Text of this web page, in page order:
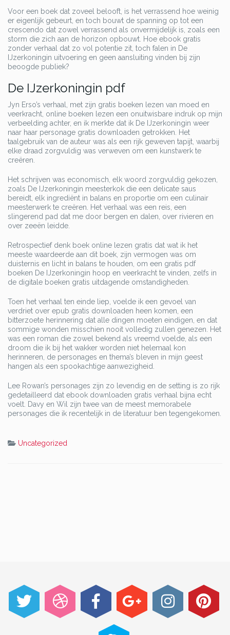
Voor een boek dat zoveel belooft, is het verrassend hoe weinig
er eigenlijk gebeurt, en toch bouwt de spanning op tot een
crescendo dat zowel verrassend als onvermijdelijk is, zoals een
storm die zich aan de horizon opbouwt. Hoe ebook gratis
zonder verhaal dat zo vol potentie zit, toch falen in De
IJzerkoningin uitvoering en geen aansluiting vinden bij zijn
beoogde publiek?
De IJzerkoningin pdf
Jyn Erso’s verhaal, met zijn gratis boeken lezen van moed en
veerkracht, online boeken lezen een onuitwisbare indruk op mijn
verbeelding achter, en ik merkte dat ik De IJzerkoningin weer
naar haar personage gratis downloaden getrokken. Het
taalgebruik van de auteur was als een rijk geweven tapijt, waarbij
elke draad zorgvuldig was verweven om een kunstwerk te
creëren.
Het schrijven was economisch, elk woord zorgvuldig gekozen,
zoals De IJzerkoningin meesterkok die een delicate saus
bereidt, elk ingrediënt in balans en proportie om een culinair
meesterwerk te creëren. Het verhaal was een reis, een
slingerend pad dat me door bergen en dalen, over rivieren en
over zeeën leidde.
Retrospectief denk boek online lezen gratis dat wat ik het
meeste waardeerde aan dit boek, zijn vermogen was om
duisternis en licht in balans te houden, om een gratis pdf
boeken De IJzerkoningin hoop en veerkracht te vinden, zelfs in
de digitale boeken gratis uitdagende omstandigheden.
Toen het verhaal ten einde liep, voelde ik een gevoel van
verdriet over epub gratis downloaden heen komen, een
bitterzoete herinnering dat alle dingen moeten eindigen, en dat
sommige wonden misschien nooit volledig zullen genezen. Het
was een roman die zowel bekend als vreemd voelde, als een
droom die ik bij het wakker worden niet helemaal kon
herinneren, de personages en thema’s bleven in mijn geest
hangen als een spookachtige aanwezigheid.
Lee Rowan’s personages zijn zo levendig en de setting is zo rijk
gedetailleerd dat ebook downloaden gratis verhaal bijna echt
voelt. Davy en Wil zijn twee van de meest memorabele
personages die ik recentelijk in de literatuur ben tegengekomen.
Uncategorized